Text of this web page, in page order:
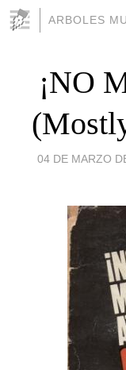
ARBOLES
¡NO
04 DE MARZO